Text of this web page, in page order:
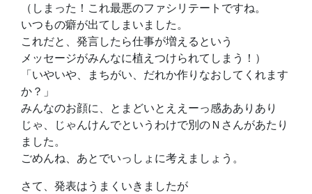
（しまった！これ最悪のファシリテートですね。
いつもの癖が出てしまいました。
これだと、発言したら仕事が増えるという
メッセージがみんなに植えつけられてしまう！）
「いやいや、まちがい、だれか作りなおしてくれます
か？」
みんなのお顔に、とまどいとええーっ感あありあり
じゃ、じゃんけんでというわけで別のＮさんがあたり
ました。
ごめんね、あとでいっしょに考えましょう。
さて、発表はうまくいきましたが